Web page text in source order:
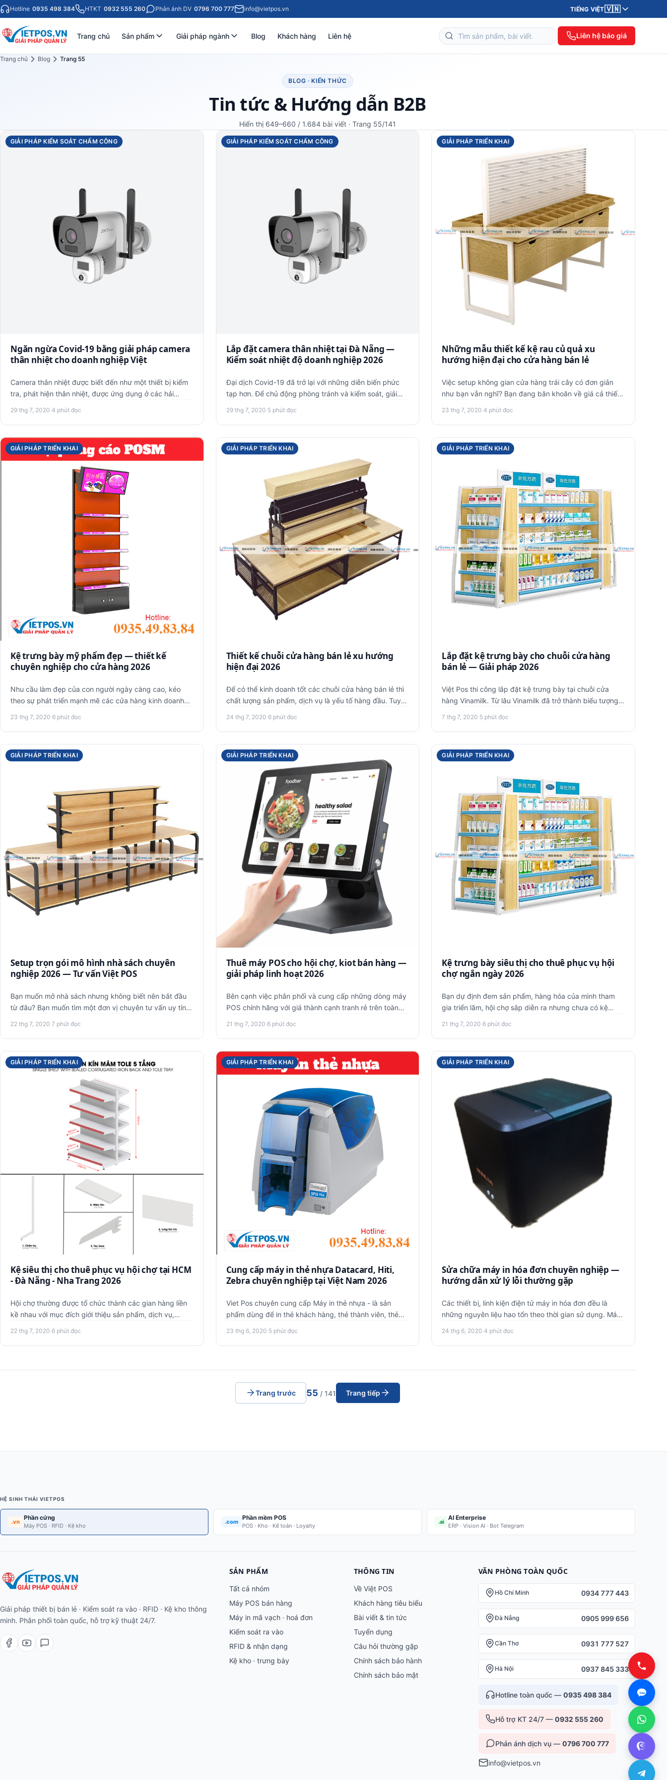
Hotline 0935 498 384 HTKT 0932 555 260 Phản ánh DV 0796 700 777 info@vietpos.vn TIẾNG VIỆT🇻🇳
Trang chủ Sản phẩm Giải pháp ngành Blog Khách hàng Liên hệ Liên hệ báo giá
Trang chủ Blog Trang 55
BLOG · KIẾN THỨC
Tin tức & Hướng dẫn B2B
Hiển thị 649–660 / 1.684 bài viết · Trang 55/141
GIẢI PHÁP KIỂM SOÁT CHẤM CÔNG
Ngăn ngừa Covid-19 bằng giải pháp camera
thân nhiệt cho doanh nghiệp Việt
Camera thân nhiệt được biết đến như một thiết bị kiểm
tra, phát hiện thân nhiệt, được ứng dụng ở các hải
29 thg 7, 2020·4 phút đọc
GIẢI PHÁP KIỂM SOÁT CHẤM CÔNG
Lắp đặt camera thân nhiệt tại Đà Nẵng —
Kiểm soát nhiệt độ doanh nghiệp 2026
Đại dịch Covid-19 đã trở lại với những diễn biến phức
tạp hơn. Để chủ động phòng tránh và kiểm soát, giải
29 thg 7, 2020·5 phút đọc
GIẢI PHÁP TRIỂN KHAI
Những mẫu thiết kế kệ rau củ quả xu
hướng hiện đại cho cửa hàng bán lẻ
Việc setup không gian cửa hàng trái cây có đơn giản
như bạn vẫn nghĩ? Bạn đang băn khoăn về giá cả thiết
23 thg 7, 2020·4 phút đọc
GIẢI PHÁP TRIỂN KHAI
Kệ trưng bày mỹ phẩm đẹp — thiết kế
chuyên nghiệp cho cửa hàng 2026
Nhu cầu làm đẹp của con người ngày càng cao, kéo
theo sự phát triển mạnh mẽ các cửa hàng kinh doanh
23 thg 7, 2020·6 phút đọc
GIẢI PHÁP TRIỂN KHAI
Thiết kế chuỗi cửa hàng bán lẻ xu hướng
hiện đại 2026
Để có thể kinh doanh tốt các chuỗi cửa hàng bán lẻ thì
chất lượng sản phẩm, dịch vụ là yếu tố hàng đầu. Tuy
24 thg 7, 2020·6 phút đọc
GIẢI PHÁP TRIỂN KHAI
Lắp đặt kệ trưng bày cho chuỗi cửa hàng
bán lẻ — Giải pháp 2026
Việt Pos thi công lắp đặt kệ trưng bày tại chuỗi cửa
hàng Vinamilk. Từ lâu Vinamilk đã trở thành biểu tượng
7 thg 7, 2020·5 phút đọc
GIẢI PHÁP TRIỂN KHAI
Setup trọn gói mô hình nhà sách chuyên
nghiệp 2026 — Tư vấn Việt POS
Bạn muốn mở nhà sách nhưng không biết nên bắt đầu
từ đâu? Bạn muốn tìm một đơn vị chuyên tư vấn uy tín?
22 thg 7, 2020·7 phút đọc
GIẢI PHÁP TRIỂN KHAI
Thuê máy POS cho hội chợ, kiot bán hàng —
giải pháp linh hoạt 2026
Bên cạnh việc phân phối và cung cấp những dòng máy
POS chính hãng với giá thành cạnh tranh rẻ trên toàn
21 thg 7, 2020·6 phút đọc
GIẢI PHÁP TRIỂN KHAI
Kệ trưng bày siêu thị cho thuê phục vụ hội
chợ ngắn ngày 2026
Bạn dự định đem sản phẩm, hàng hóa của mình tham
gia triển lãm, hội chợ sắp diễn ra nhưng chưa có kệ
21 thg 7, 2020·6 phút đọc
GIẢI PHÁP TRIỂN KHAI
Kệ siêu thị cho thuê phục vụ hội chợ tại HCM
- Đà Nẵng - Nha Trang 2026
Hội chợ thường được tổ chức thành các gian hàng liền
kề nhau với mục đích giới thiệu sản phẩm, dịch vụ,
22 thg 7, 2020·6 phút đọc
GIẢI PHÁP TRIỂN KHAI
Cung cấp máy in thẻ nhựa Datacard, Hiti,
Zebra chuyên nghiệp tại Việt Nam 2026
Viet Pos chuyên cung cấp Máy in thẻ nhựa - là sản
phẩm dùng để in thẻ khách hàng, thẻ thành viên, thẻ
23 thg 6, 2020·5 phút đọc
GIẢI PHÁP TRIỂN KHAI
Sửa chữa máy in hóa đơn chuyên nghiệp —
hướng dẫn xử lý lỗi thường gặp
Các thiết bị, linh kiện điện tử máy in hóa đơn đều là
những nguyên liệu hao tổn theo thời gian sử dụng. Máy
24 thg 6, 2020·4 phút đọc
Trang trước 55 / 141 Trang tiếp
HỆ SINH THÁI VIETPOS
.vn
Phần cứng
Máy POS · RFID · Kệ kho
.com
Phần mềm POS
POS · Kho · Kế toán · Loyalty
.ai
AI Enterprise
ERP · Vision AI · Bot Telegram
Giải pháp thiết bị bán lẻ · Kiểm soát ra vào · RFID · Kệ kho thông
minh. Phân phối toàn quốc, hỗ trợ kỹ thuật 24/7.
SẢN PHẨM
Tất cả nhóm
Máy POS bán hàng
Máy in mã vạch · hoá đơn
Kiểm soát ra vào
RFID & nhận dạng
Kệ kho · trưng bày
THÔNG TIN
Về Việt POS
Khách hàng tiêu biểu
Bài viết & tin tức
Tuyển dụng
Câu hỏi thường gặp
Chính sách bảo hành
Chính sách bảo mật
VĂN PHÒNG TOÀN QUỐC
Hồ Chí Minh 0934 777 443
Đà Nẵng 0905 999 656
Cần Thơ 0931 777 527
Hà Nội 0937 845 333
Hotline toàn quốc — 0935 498 384
Hỗ trợ KT 24/7 — 0932 555 260
Phản ánh dịch vụ — 0796 700 777
info@vietpos.vn